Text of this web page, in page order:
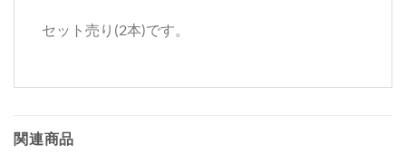
セット売り(2本)です。
関連商品